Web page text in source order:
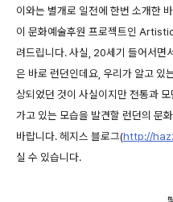
이와는 별개로 일전에 한번 소개한
이 문화예술후원 프로젝트인
려드립니다. 사실, 20세기 들어서면
은 바로 런던인데요, 우리가 알고 있
상되었던 것이 사실이지만 전통과
가고 있는 모습을 발견할 런던의 문
바랍니다. 헤지스 블로그(http://
실 수 있습니다.